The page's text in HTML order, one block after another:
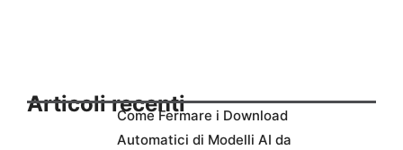
Articoli recentiCome Fermare i Download
Automatici di Modelli AI da